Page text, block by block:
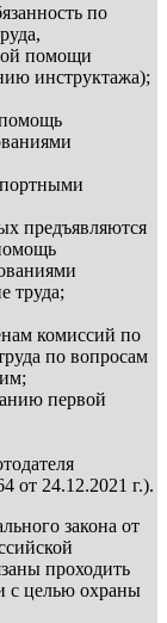
по
помощи
инструктажа);
предъявляются
труда;
комиссий по
по вопросам
первой
от 24.12.2021 г.).
закона от
проходить
с целью охраны